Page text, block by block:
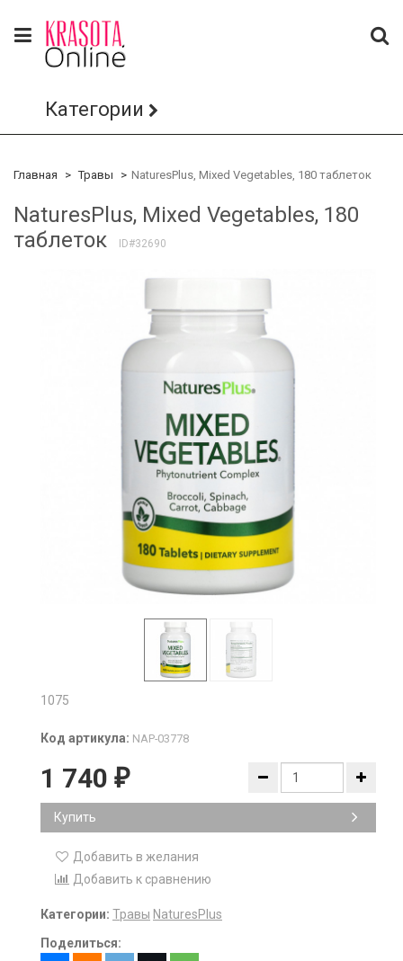
Категории
Главная Травы NaturesPlus, Mixed Vegetables, 180 таблеток
NaturesPlus, Mixed Vegetables, 180
таблеток
ID#32690
1075
Код артикула: NAP-03778
1 740 ₽
Купить
Добавить в желания
Добавить к сравнению
Категории: Травы NaturesPlus
Поделиться: